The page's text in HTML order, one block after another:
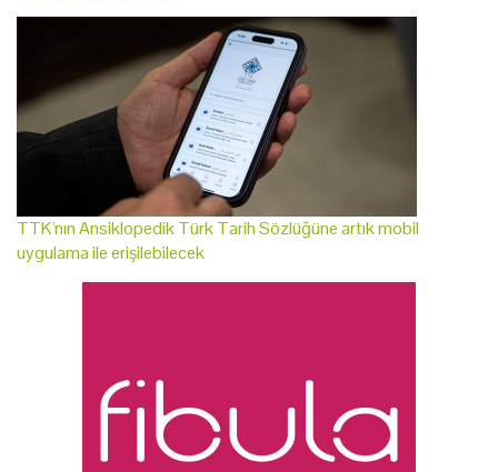
TTK'nın Ansiklopedik Türk Tarih Sözlüğüne artık mobil
uygulama ile erişilebilecek